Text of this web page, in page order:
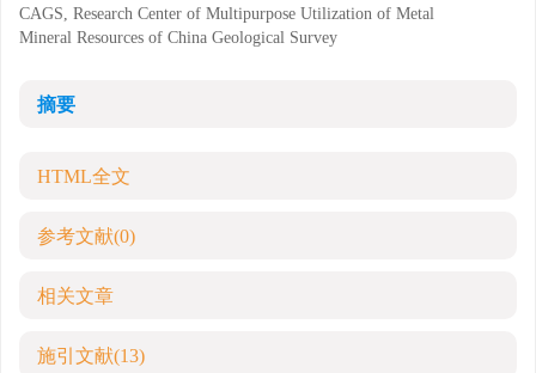
CAGS, Research Center of Multipurpose Utilization of Metal
Mineral Resources of China Geological Survey
摘要
HTML全文
参考文献(0)
相关文章
施引文献(13)